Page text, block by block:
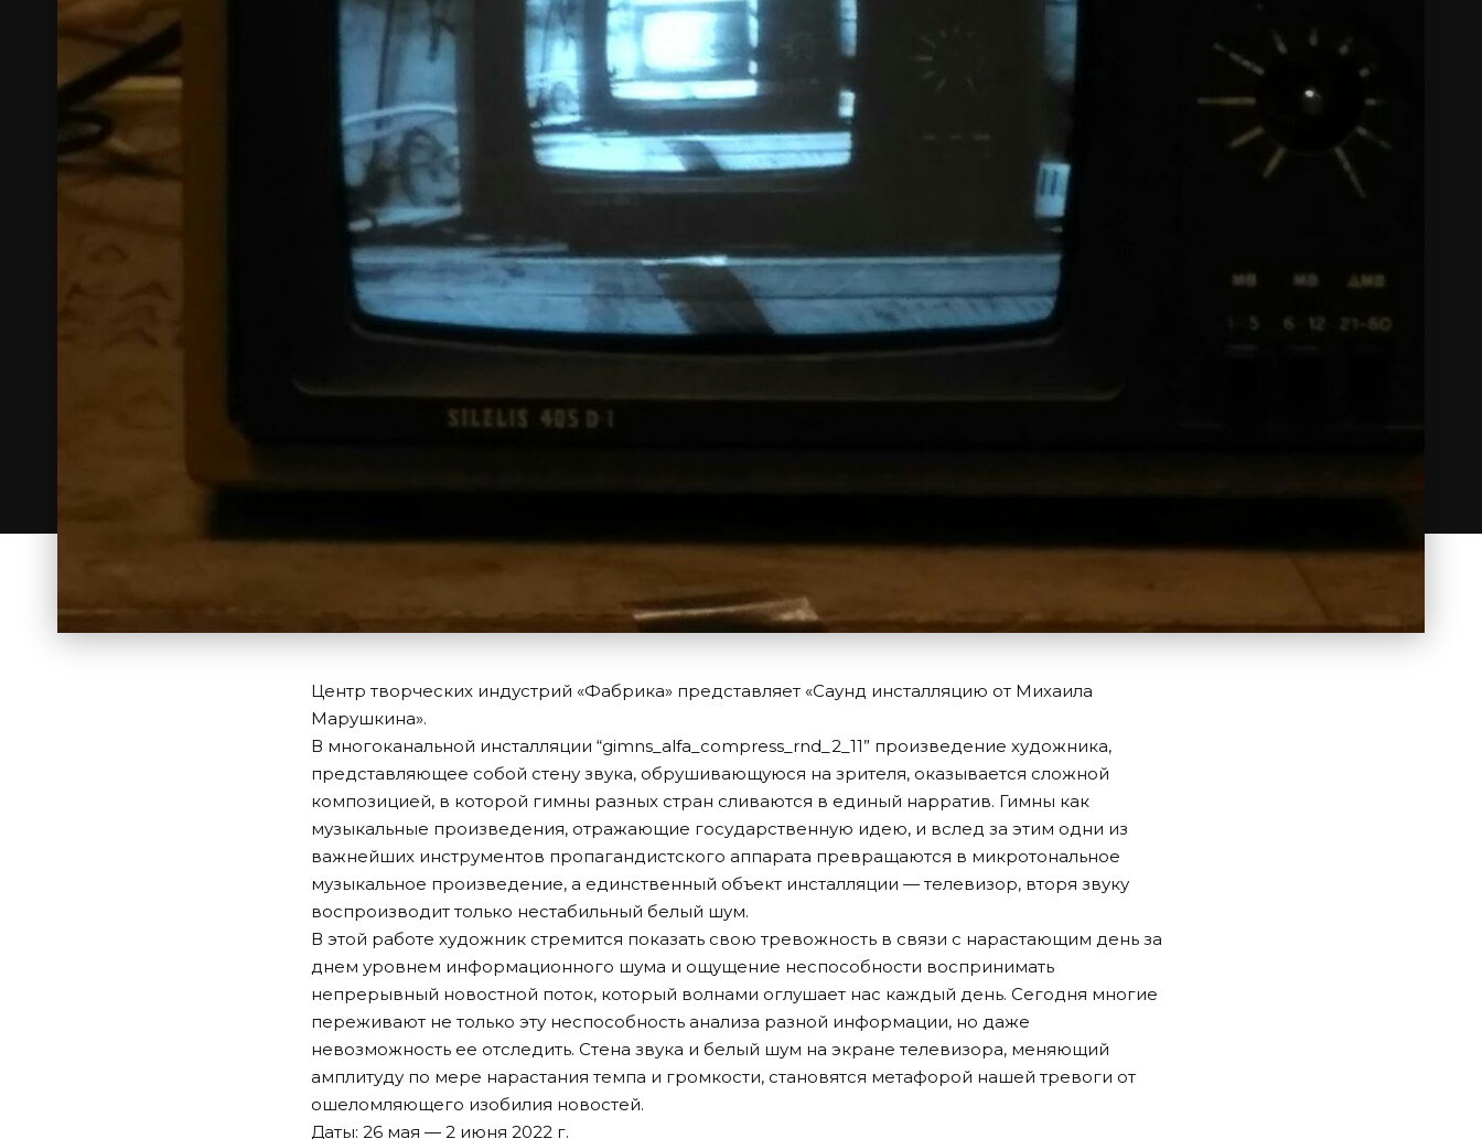
Центр творческих индустрий «Фабрика» представляет «Саунд инсталляцию от Михаила
Марушкина».
В многоканальной инсталляции “gimns_alfa_compress_rnd_2_11” произведение художника,
представляющее собой стену звука, обрушивающуюся на зрителя, оказывается сложной
композицией, в которой гимны разных стран сливаются в единый нарратив. Гимны как
музыкальные произведения, отражающие государственную идею, и вслед за этим одни из
важнейших инструментов пропагандистского аппарата превращаются в микротональное
музыкальное произведение, а единственный объект инсталляции — телевизор, вторя звуку
воспроизводит только нестабильный белый шум.
В этой работе художник стремится показать свою тревожность в связи с нарастающим день за
днем уровнем информационного шума и ощущение неспособности воспринимать
непрерывный новостной поток, который волнами оглушает нас каждый день. Сегодня многие
переживают не только эту неспособность анализа разной информации, но даже
невозможность ее отследить. Стена звука и белый шум на экране телевизора, меняющий
амплитуду по мере нарастания темпа и громкости, становятся метафорой нашей тревоги от
ошеломляющего изобилия новостей.
Даты: 26 мая — 2 июня 2022 г.